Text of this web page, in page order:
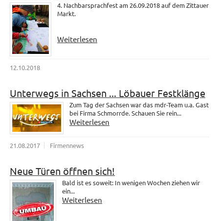
4. Nachbarsprachfest am 26.09.2018 auf dem Zittauer
Markt.
Weiterlesen
12.10.2018
Unterwegs in Sachsen ... Löbauer Festklänge
Zum Tag der Sachsen war das mdr-Team u.a. Gast
bei Firma Schmorrde. Schauen Sie rein...
Weiterlesen
21.08.2017 Firmennews
Neue Türen öffnen sich!
Bald ist es soweit: In wenigen Wochen ziehen wir
ein...
Weiterlesen